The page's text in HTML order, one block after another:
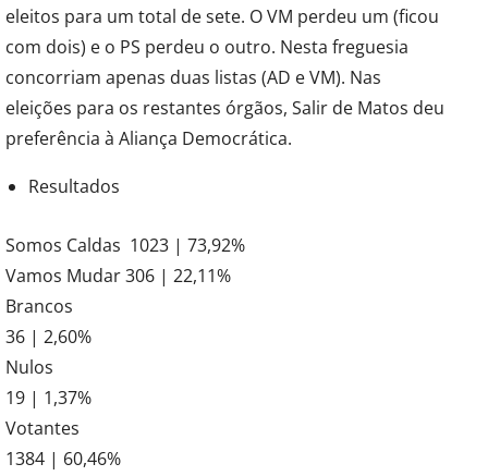
eleitos para um total de sete. O VM perdeu um (ficou
com dois) e o PS perdeu o outro. Nesta freguesia
concorriam apenas duas listas (AD e VM). Nas
eleições para os restantes órgãos, Salir de Matos deu
preferência à Aliança Democrática.
Resultados
Somos Caldas 1023 | 73,92%
Vamos Mudar 306 | 22,11%
Brancos
36 | 2,60%
Nulos
19 | 1,37%
Votantes
1384 | 60,46%